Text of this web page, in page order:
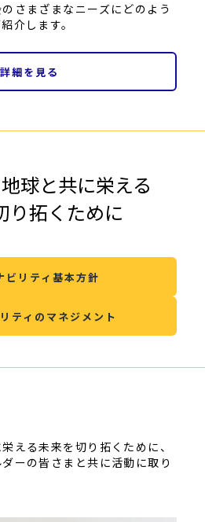
さまざまなニーズにどのよう
介します。
詳細を見る
球と共に栄える
り拓くために
ビリティ基本方針
ティのマネジメント
える未来を切り拓くために、
ーの皆さまと共に活動に取り